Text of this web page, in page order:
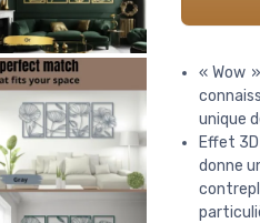
« Wow
unique
Effet
donne